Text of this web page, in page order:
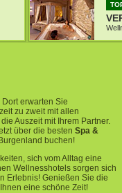
Dort erwarten Sie
zu zweit mit allen
Auszeit mit Ihrem Partner.
über die besten Spa &
buchen!
sich vom Alltag eine
Wellnesshotels sorgen sich
Erlebnis! Genießen Sie die
eine schöne Zeit!